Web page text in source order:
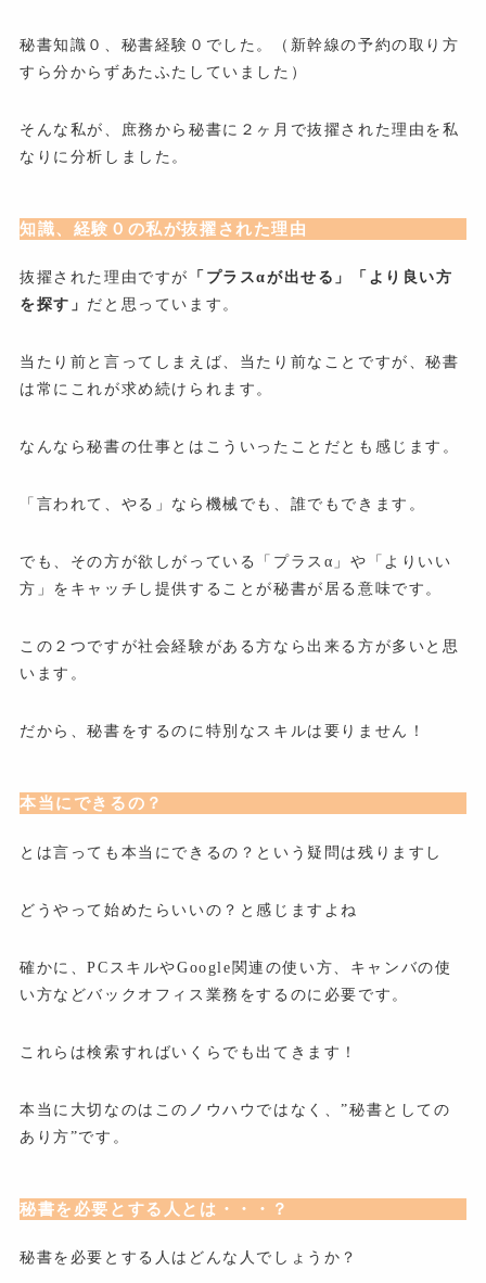
秘書知識０、秘書経験０でした。（新幹線の予約の取り方
すら分からずあたふたしていました）
そんな私が、庶務から秘書に２ヶ月で抜擢された理由を私
なりに分析しました。
知識、経験０の私が抜擢された理由
抜擢された理由ですが
「プラスαが出せる」「より良い方
を探す」 だと思っています。
当たり前と言ってしまえば、当たり前なことですが、秘書
は常にこれが求め続けられます。
なんなら秘書の仕事とはこういったことだとも感じます。
「言われて、やる」なら機械でも、誰でもできます。
でも、その方が欲しがっている「プラスα」や「よりいい
方」をキャッチし提供することが秘書が居る意味です。
この２つですが社会経験がある方なら出来る方が多いと思
います。
だから、秘書をするのに特別なスキルは要りません！
本当にできるの？
とは言っても本当にできるの？という疑問は残りますし
どうやって始めたらいいの？と感じますよね
確かに、PCスキルやGoogle関連の使い方、キャンバの使
い方などバックオフィス業務をするのに必要です。
これらは検索すればいくらでも出てきます！
本当に大切なのはこのノウハウではなく、”秘書としての
あり方”です。
秘書を必要とする人とは・・・？
秘書を必要とする人はどんな人でしょうか？